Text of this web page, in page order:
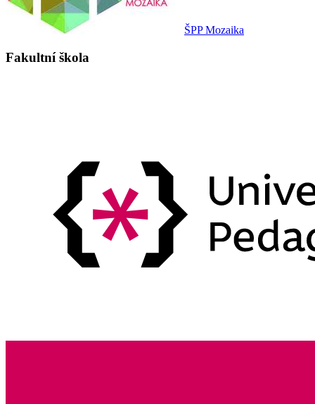
ŠPP Mozaika
Fakultní škola